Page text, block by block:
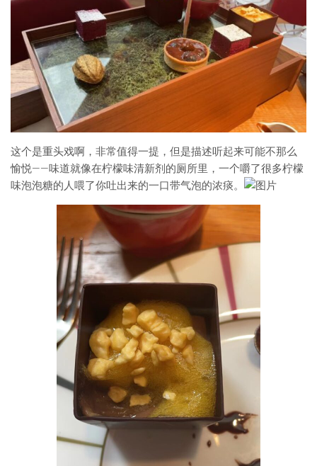
这个是重头戏啊，非常值得一提，但是描述听起来可能不那么
愉悦——味道就像在柠檬味清新剂的厕所里，一个嚼了很多柠檬
味泡泡糖的人喂了你吐出来的一口带气泡的浓痰。